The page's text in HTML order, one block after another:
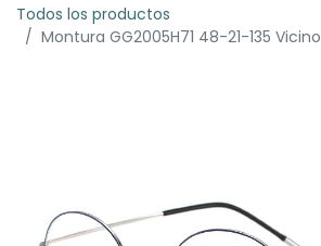
Todos los productos
Montura GG2005H71 48-21-135 Vicino